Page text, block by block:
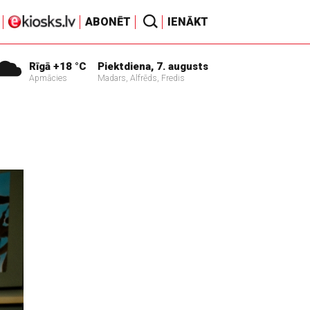
ABONĒT IENĀKT
Rīgā +18 °C
Apmācies
Piektdiena, 7. augusts
Madars, Alfrēds, Fredis